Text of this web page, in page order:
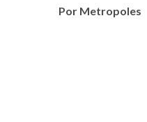
Por Metropoles